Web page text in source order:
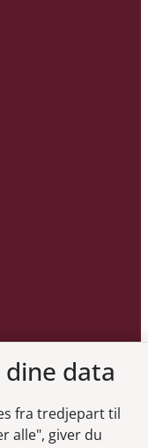
data
fra tredjepart til
alle", giver du